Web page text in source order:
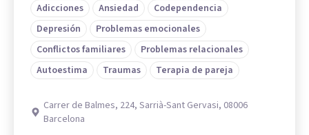
Adicciones Ansiedad
Codependencia
Depresión
Problemas emocionales
Conflictos familiares
Problemas relacionales
Autoestima
Traumas Terapia de pareja
Carrer de Balmes, 224, Sarrià-Sant Gervasi, 08006
Barcelona